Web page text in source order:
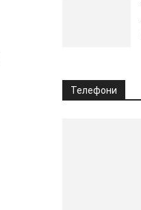
Телефони